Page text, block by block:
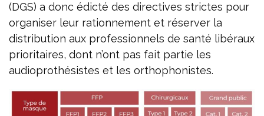
(DGS) a donc édicté des directives strictes pour
organiser leur rationnement et réserver la
distribution aux professionnels de santé libéraux
prioritaires, dont n’ont pas fait partie les
audioprothésistes et les orthophonistes.